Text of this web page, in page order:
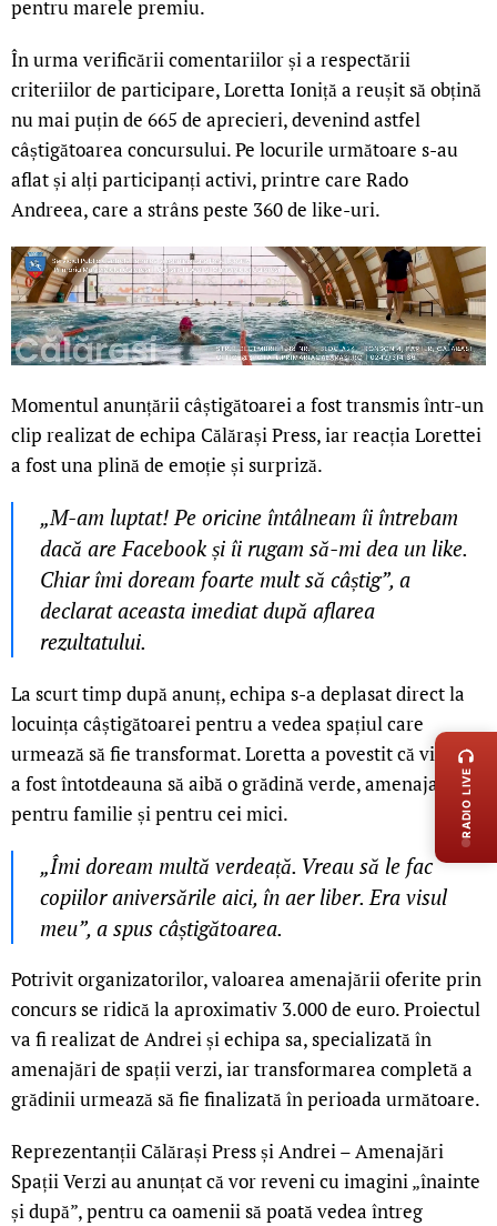
pentru marele premiu.
În urma verificării comentariilor și a respectării
criteriilor de participare, Loretta Ioniță a reușit să obțină
nu mai puțin de 665 de aprecieri, devenind astfel
câștigătoarea concursului. Pe locurile următoare s-au
aflat și alți participanți activi, printre care Rado
Andreea, care a strâns peste 360 de like-uri.
Momentul anunțării câștigătoarei a fost transmis într-un
clip realizat de echipa Călărași Press, iar reacția Lorettei
a fost una plină de emoție și surpriză.
„M-am luptat! Pe oricine întâlneam îi întrebam
dacă are Facebook și îi rugam să-mi dea un like.
Chiar îmi doream foarte mult să câștig”, a
declarat aceasta imediat după aflarea
rezultatului.
La scurt timp după anunț, echipa s-a deplasat direct la
locuința câștigătoarei pentru a vedea spațiul care
urmează să fie transformat. Loretta a povestit că visul ei
a fost întotdeauna să aibă o grădină verde, amenajată
pentru familie și pentru cei mici.
„Îmi doream multă verdeață. Vreau să le fac
copiilor aniversările aici, în aer liber. Era visul
meu”, a spus câștigătoarea.
Potrivit organizatorilor, valoarea amenajării oferite prin
concurs se ridică la aproximativ 3.000 de euro. Proiectul
va fi realizat de Andrei și echipa sa, specializată în
amenajări de spații verzi, iar transformarea completă a
grădinii urmează să fie finalizată în perioada următoare.
Reprezentanții Călărași Press și Andrei – Amenajări
Spații Verzi au anunțat că vor reveni cu imagini „înainte
și după”, pentru ca oamenii să poată vedea întreg
RADIO LIVE